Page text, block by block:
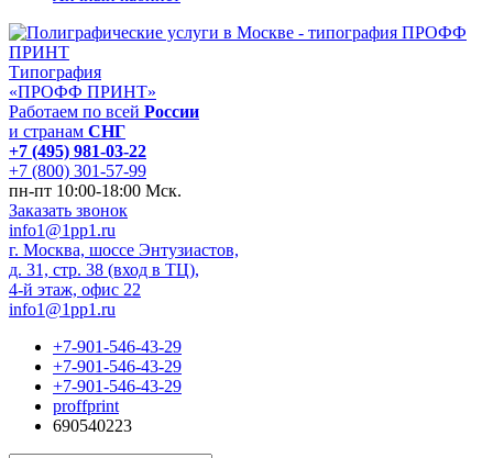
Типография
«ПРОФФ ПРИНТ»
Работаем по всей России
и странам СНГ
+7 (495) 981-03-22
+7 (800) 301-57-99
пн-пт 10:00-18:00 Мск.
Заказать звонок
info1@1pp1.ru
г. Москва, шоссе Энтузиастов,
д. 31, стр. 38 (вход в ТЦ),
4-й этаж, офис 22
info1@1pp1.ru
+7-901-546-43-29
+7-901-546-43-29
+7-901-546-43-29
proffprint
690540223